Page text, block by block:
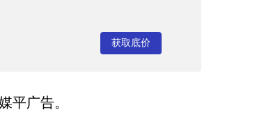
获取底价
平广告。